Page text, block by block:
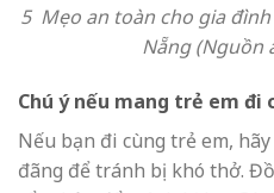
5 Mẹo an toàn cho gia
Nẵng ̣(Nguồn
Chú ý nếu mang trẻ em đi
Nếu bạn đi cùng trẻ em,
đãng để tránh bị khó thở.